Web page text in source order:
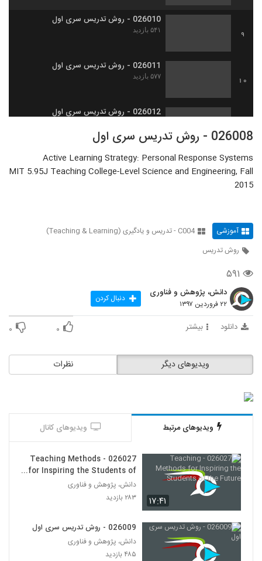
9
026010 - روش تدریس سری اول
۵۴۱ بازدید
10
026011 - روش تدریس سری اول
۵۷۷ بازدید
026012 - روش تدریس سری اول
12
026009 - روش تدریس سری اول
۴۸۵ بازدید
15
026015 - ارائه موثر (3)
۴۶۰ بازدید
18
026019 - ارائه موثر (7)
۴۲۹ بازدید
026020 - ارائه موثر (8)
026008 - روش تدریس سری اول
Active Learning Strategy: Personal Response Systems
MIT 5.95J Teaching College-Level Science and Engineering, Fall
2015
آموزشی
C004 - تدریس و یادگیری (Teaching & Learning)
روش تدریس
۵۹۱
دانش، پژوهش و فناوری
۲۲ فروردین ۱۳۹۷ دنبال کردن
دانلود بیشتر ۰ ۰
نظرات ویدیوهای دیگر
ویدیوهای مرتبط ویدیوهای کانال
۱۷:۴۱
026027 - Teaching Methods
for Inspiring the Students of
the Future
دانش، پژوهش و فناوری
۲۸۳ بازدید
026009 - روش تدریس سری اول
دانش، پژوهش و فناوری
۴۸۵ بازدید